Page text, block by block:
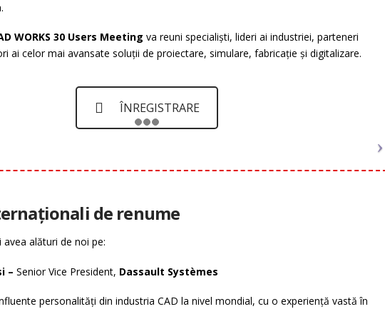
WORKS 30 Users Meeting va reuni specialiști, lideri ai industriei, parteneri
ai celor mai avansate soluții de proiectare, simulare, fabricație și digitalizare.
ÎNREGISTRARE
de renume
alături de noi pe:
–Senior Vice President, Dassault Systèmes
personalități din industria CAD la nivel mondial, cu o experiență vastă în